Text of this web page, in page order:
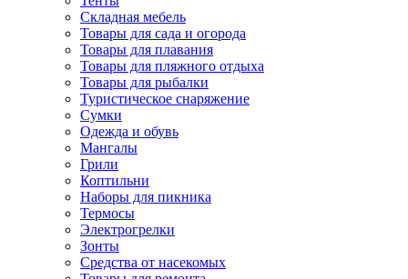
Складная мебель
Товары для сада и огорода
Товары для плавания
Товары для пляжного отдыха
Товары для рыбалки
Туристическое снаряжение
Сумки
Одежда и обувь
Мангалы
Грили
Коптильни
Наборы для пикника
Термосы
Электрогрелки
Зонты
Средства от насекомых